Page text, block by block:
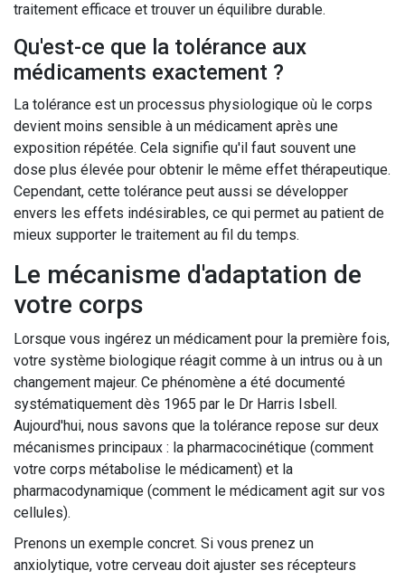
traitement efficace et trouver un équilibre durable.
Qu'est-ce que la tolérance aux
médicaments exactement ?
La tolérance est un processus physiologique où le corps
devient moins sensible à un médicament après une
exposition répétée. Cela signifie qu'il faut souvent une
dose plus élevée pour obtenir le même effet thérapeutique.
Cependant, cette tolérance peut aussi se développer
envers les effets indésirables, ce qui permet au patient de
mieux supporter le traitement au fil du temps.
Le mécanisme d'adaptation de
votre corps
Lorsque vous ingérez un médicament pour la première fois,
votre système biologique réagit comme à un intrus ou à un
changement majeur. Ce phénomène a été documenté
systématiquement dès 1965 par le Dr Harris Isbell.
Aujourd'hui, nous savons que la tolérance repose sur deux
mécanismes principaux : la pharmacocinétique (comment
votre corps métabolise le médicament) et la
pharmacodynamique (comment le médicament agit sur vos
cellules).
Prenons un exemple concret. Si vous prenez un
anxiolytique, votre cerveau doit ajuster ses récepteurs